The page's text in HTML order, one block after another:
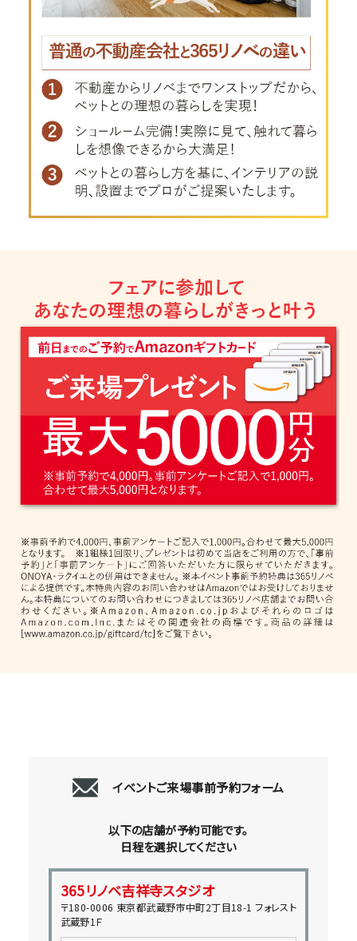
イベントご来場事前予約フォーム
以下の店舗が予約可能です。
日程を選択してください
365リノベ吉祥寺スタジオ
〒180-0006 東京都武蔵野市中町2丁目18-1 フォレスト
武蔵野1Ｆ